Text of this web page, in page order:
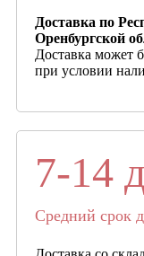
Доставка по
Оренбургской
Доставка может
при условии
7-14
Средний срок